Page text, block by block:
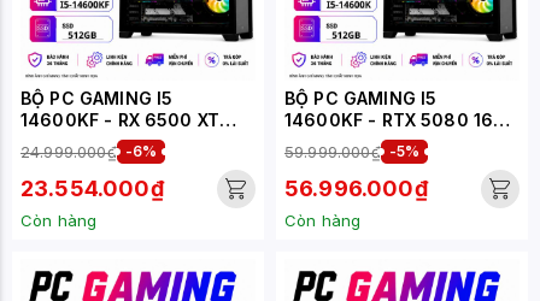
BỘ PC GAMING I5
14600KF - RX 6500 XT
4GB - DDR5 (XUEPC056-G)
24.999.000₫ -6%
23.554.000₫
Còn hàng
BỘ PC GAMING I5
14600KF - RTX 5080 16GB
- DDR5 (XUEPC055-G)
59.999.000₫ -5%
56.996.000₫
Còn hàng